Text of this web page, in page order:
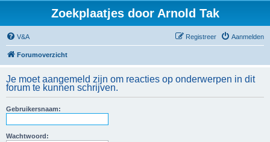
Zoekplaatjes door Arnold Tak
V&A Aanmelden
Registreer
Forumoverzicht
Je moet aangemeld zijn om reacties op onderwerpen in dit
forum te kunnen schrijven.
Gebruikersnaam:
Wachtwoord: